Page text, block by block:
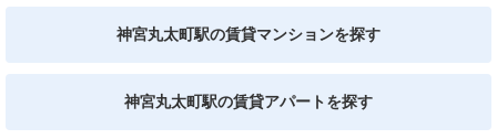
神宮丸太町駅の賃貸マンションを探す
神宮丸太町駅の賃貸アパートを探す